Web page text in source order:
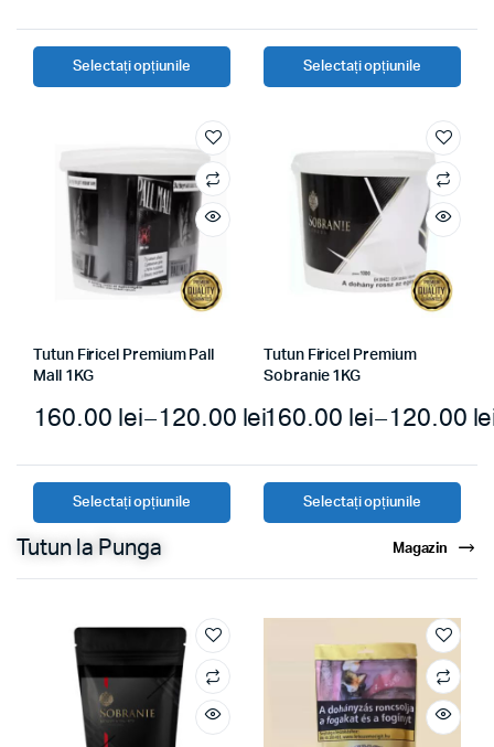
Selectați opțiunile Selectați opțiunile
Tutun Firicel Premium Pall
Mall 1KG
120.00 lei
–
160.00 lei
Selectați opțiunile
Tutun Firicel Premium
Sobranie 1KG
120.00
–
160.00 lei
Selectați opțiunile
Tutun la Punga Magazin